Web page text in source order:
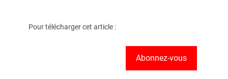
Pour télécharger cet article :
Abonnez-vous